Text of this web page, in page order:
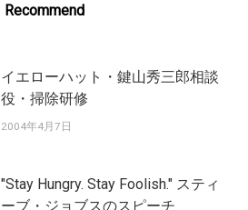
Recommend
イエローハット・鍵山秀三郎相談
役・掃除研修
2004年4月7日
"Stay Hungry. Stay Foolish." スティ
ーブ・ジョブスのスピーチ